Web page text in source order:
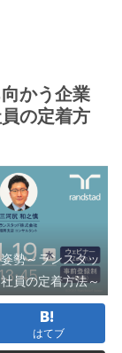
かう企業
の定着方
勢～ランスタッ
員の定着方法～
はてブ